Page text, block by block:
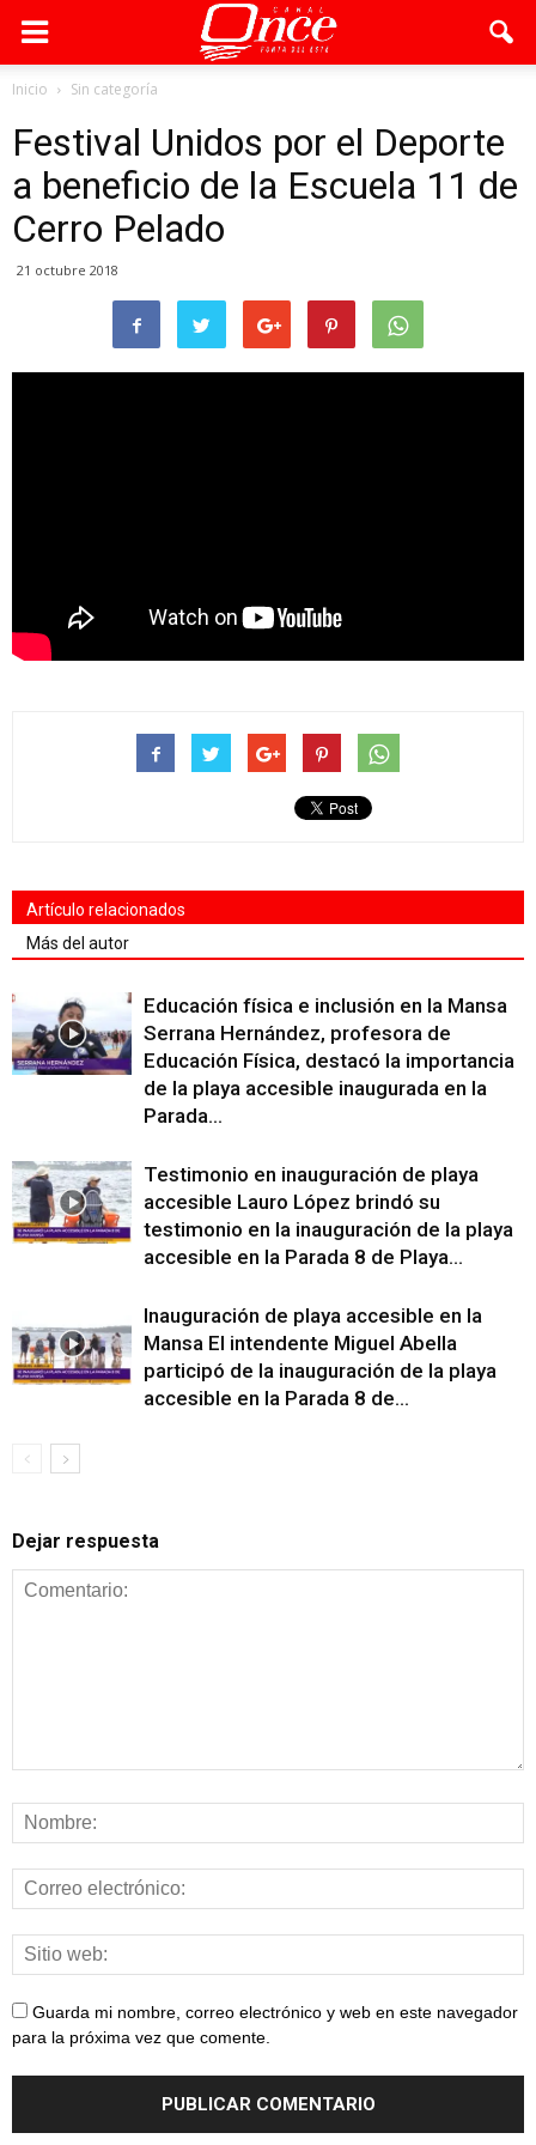
Inicio Sin categoría
Festival Unidos por el Deporte
a beneficio de la Escuela 11 de
Cerro Pelado
21 octubre 2018
Artículo relacionados
Más del autor
Educación física e inclusión en la Mansa
Serrana Hernández, profesora de
Educación Física, destacó la importancia
de la playa accesible inaugurada en la
Parada...
Testimonio en inauguración de playa
accesible Lauro López brindó su
testimonio en la inauguración de la playa
accesible en la Parada 8 de Playa...
Inauguración de playa accesible en la
Mansa El intendente Miguel Abella
participó de la inauguración de la playa
accesible en la Parada 8 de...
Dejar respuesta
Guarda mi nombre, correo electrónico y web en este navegador
para la próxima vez que comente.